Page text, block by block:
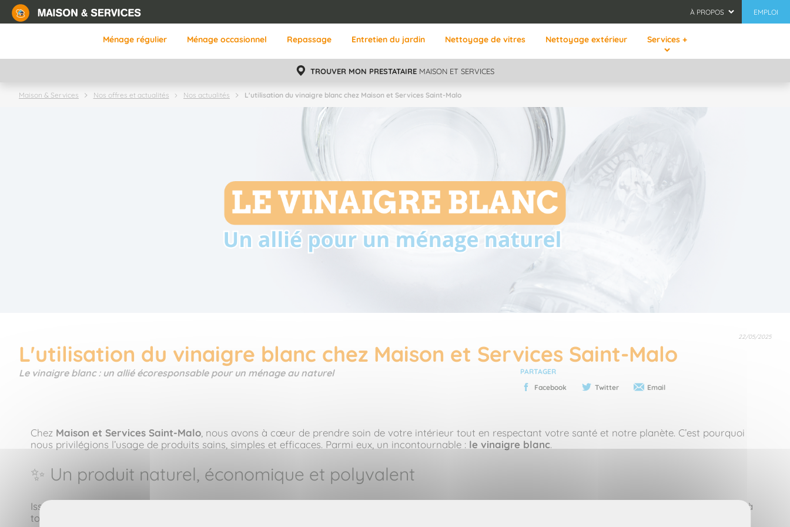
Aller
À PROPOS EMPLOI
Ménage régulier Ménage occasionnel Repassage Entretien du jardin Nettoyage de vitres Nettoyage extérieur Services +
TROUVER MON PRESTATAIRE MAISON ET SERVICES
Maison & Services Nos offres et actualités Nos actualités L'utilisation du vinaigre blanc chez Maison et Services Saint-Malo
22/05/2025
L'utilisation du vinaigre blanc chez Maison et Services Saint-Malo
Le vinaigre blanc : un allié écoresponsable pour un ménage au naturel
PARTAGER
Facebook
Twitter Email
Chez Maison et Services Saint-Malo, nous avons à cœur de prendre soin de votre intérieur tout en respectant votre santé et notre planète. C’est pourquoi
nous privilégions l’usage de produits sains, simples et efficaces. Parmi eux, un incontournable : le vinaigre blanc.
✨ Un produit naturel, économique et polyvalent
Issu de la fermentation de betterave ou de maïs,
est 100 % biodégradable et ne présente aucun danger pour l’environnement. Accessible à
tous, il remplace facilement une multitude de produits ménagers industriels, souvent remplis de substances chimiques.